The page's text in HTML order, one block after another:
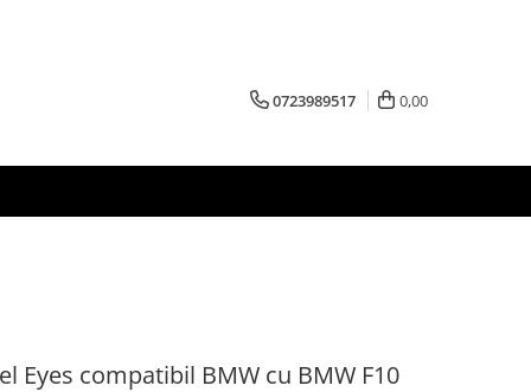
0723989517 0,00
Eyes compatibil BMW cu BMW F10